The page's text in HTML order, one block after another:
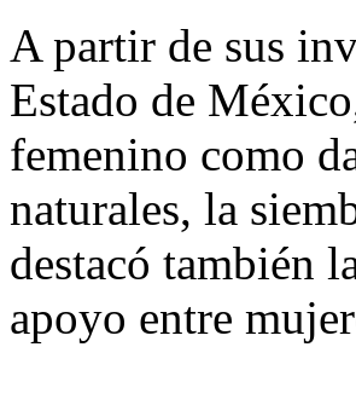
A partir de sus
Estado de
femenino como
naturales, la
destacó también
apoyo entre